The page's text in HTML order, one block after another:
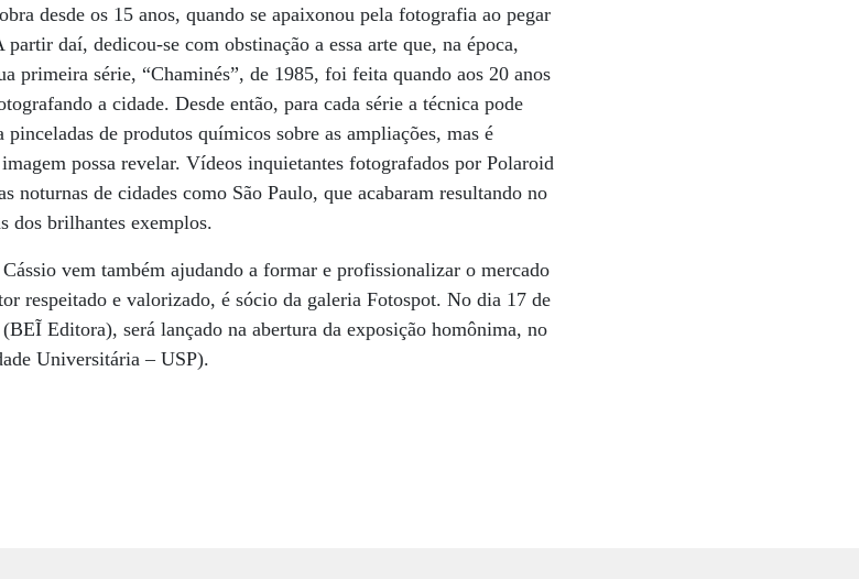
desde os 15 anos, quando se apaixonou pela fotografia ao pegar
daí, dedicou-se com obstinação a essa arte que, na época,
primeira série, “Chaminés”, de 1985, foi feita quando aos 20 anos
a cidade. Desde então, para cada série a técnica pode
de produtos químicos sobre as ampliações, mas é
possa revelar. Vídeos inquietantes fotografados por Polaroid
noturnas de cidades como São Paulo, que acabaram resultando no
dos brilhantes exemplos.
vem também ajudando a formar e profissionalizar o mercado
respeitado e valorizado, é sócio da galeria Fotospot. No dia 17 de
Editora), será lançado na abertura da exposição homônima, no
Universitária – USP).